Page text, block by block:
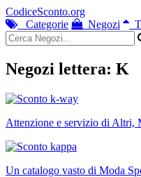
CodiceSconto.org
Categorie
Negozi
Negozi lettera: K
Attenzione e servizio di Altri,
Un catalogo vasto di Moda